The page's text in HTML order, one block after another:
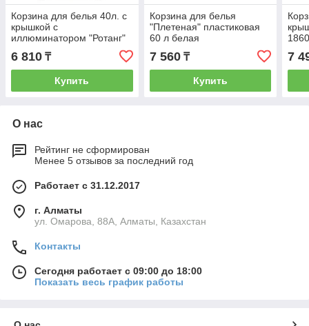
Корзина для белья 40л. с
крышкой с
иллюминатором "Ротанг"
6 810 ₸
Купить
Корзина для белья
"Плетеная" пластиковая
60 л белая
7 560₸
Купить
7
О нас
Рейтинг не сформирован
Менее 5 отзывов за последний год
Работает с 31.12.2017
г. Алматы
ул. Омарова, 88А, Алматы, Казахстан
Контакты
Сегодня работает с 09:00 до 18:00
Показать весь график работы